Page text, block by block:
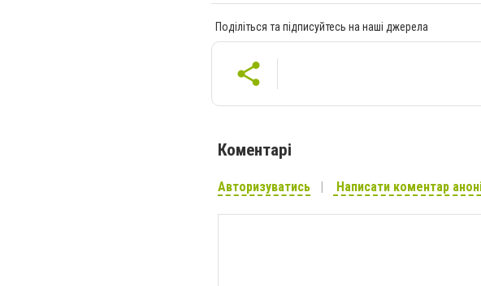
Поділіться та підписуйтесь на наші джерела
Коментарі
Авторизуватись Написати коментар